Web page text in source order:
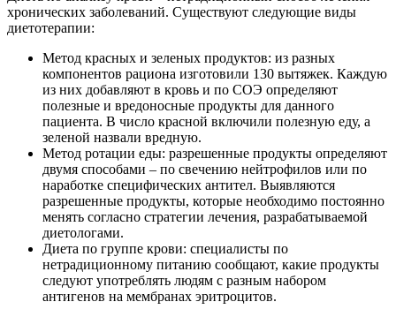
хронических заболеваний. Существуют следующие виды
диетотерапии:
Метод красных и зеленых продуктов: из разных
компонентов рациона изготовили 130 вытяжек. Каждую
из них добавляют в кровь и по СОЭ определяют
полезные и вредоносные продукты для данного
пациента. В число красной включили полезную еду, а
зеленой назвали вредную.
Метод ротации еды: разрешенные продукты определяют
двумя способами – по свечению нейтрофилов или по
наработке специфических антител. Выявляются
разрешенные продукты, которые необходимо постоянно
менять согласно стратегии лечения, разрабатываемой
диетологами.
Диета по группе крови: специалисты по
нетрадиционному питанию сообщают, какие продукты
следуют употреблять людям с разным набором
антигенов на мембранах эритроцитов.